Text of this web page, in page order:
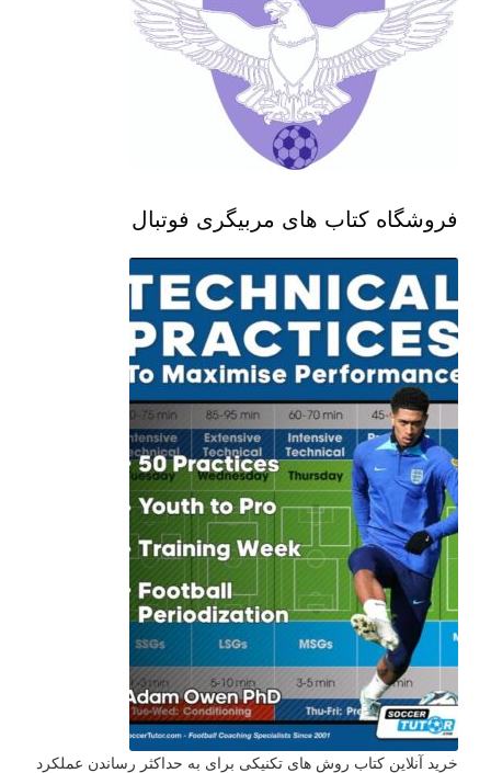
فروشگاه کتاب های مربیگری فوتبال
خرید آنلاین کتاب روش های تکنیکی برای به حداکثر رساندن عملکرد